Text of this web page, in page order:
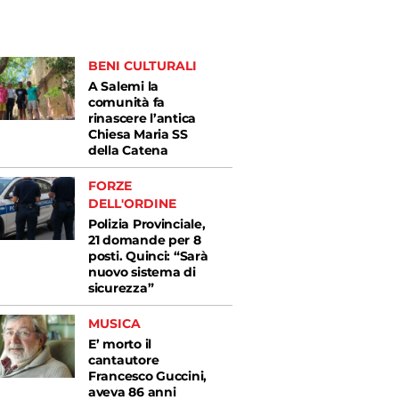
BENI CULTURALI
A Salemi la
comunità fa
rinascere l’antica
Chiesa Maria SS
della Catena
FORZE
DELL'ORDINE
Polizia Provinciale,
21 domande per 8
posti. Quinci: “Sarà
nuovo sistema di
sicurezza”
MUSICA
E’ morto il
cantautore
Francesco Guccini,
aveva 86 anni